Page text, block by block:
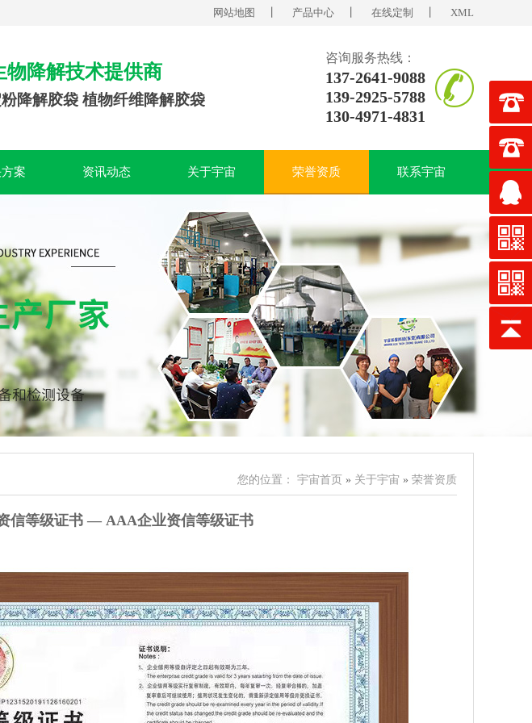
网站地图 产品中心 在线定制 XML
物降解技术提供商
降解胶袋 植物纤维降解胶袋
咨询服务热线：
137-2641-9088
139-2925-5788
130-4971-4831
案 资讯动态 关于宇宙 荣誉资质 联系宇宙
您的位置： 宇宙首页 » 关于宇宙 » 荣誉资质
信等级证书 — AAA企业资信等级证书